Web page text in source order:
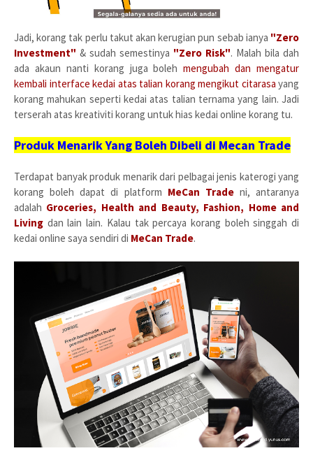
Jadi, korang tak perlu takut akan kerugian pun sebab ianya "Zero
Investment" & sudah semestinya "Zero Risk". Malah bila dah
ada akaun nanti korang juga bolehmengubah dan mengatur
kembali interface kedai atas talian korang mengikut citarasa yang
korang mahukan seperti kedai atas talian ternama yang lain. Jadi
terserah atas kreativiti korang untuk hias kedai online korang tu.
Produk Menarik Yang Boleh Dibeli di Mecan Trade
Terdapat banyak produk menarik dari pelbagai jenis katerogi yang
korang boleh dapat di platform MeCan Tradeni, antaranya
adalah Groceries, Health and Beauty, Fashion, Home and
Living dan lain lain. Kalau tak percaya korang boleh singgah di
kedai online saya sendiri di MeCan Trade.